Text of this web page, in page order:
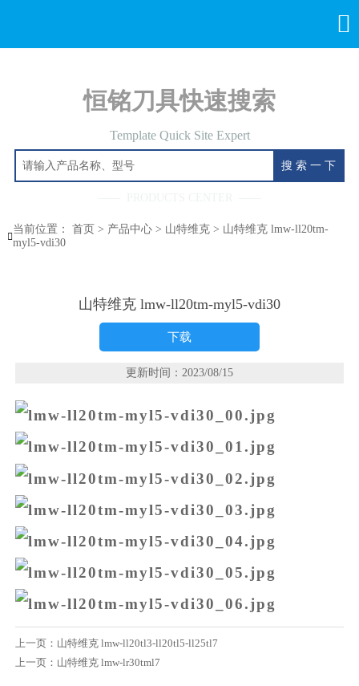

恒铭刀具快速搜索
Template Quick Site Expert
搜 索 一 下

当前位置： 首页 > 产品中心> 山特维克> 山特维克 lmw-ll20tm-
myl5-vdi30
山特维克 lmw-ll20tm-myl5-vdi30
下载
更新时间：2023/08/15
上一页： 山特维克 lmw-ll20tl3-ll20tl5-ll25tl7
上一页： 山特维克 lmw-lr30tml7